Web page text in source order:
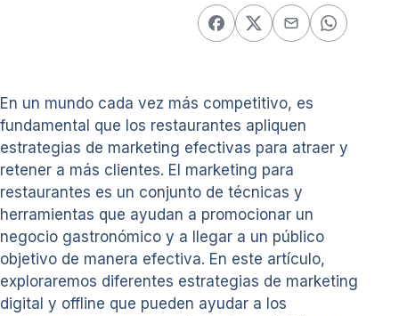
En un mundo cada vez más competitivo, es
fundamental que los restaurantes apliquen
estrategias de marketing efectivas para atraer y
retener a más clientes. El marketing para
restaurantes es un conjunto de técnicas y
herramientas que ayudan a promocionar un
negocio gastronómico y a llegar a un público
objetivo de manera efectiva. En este artículo,
exploraremos diferentes estrategias de marketing
digital y offline que pueden ayudar a los